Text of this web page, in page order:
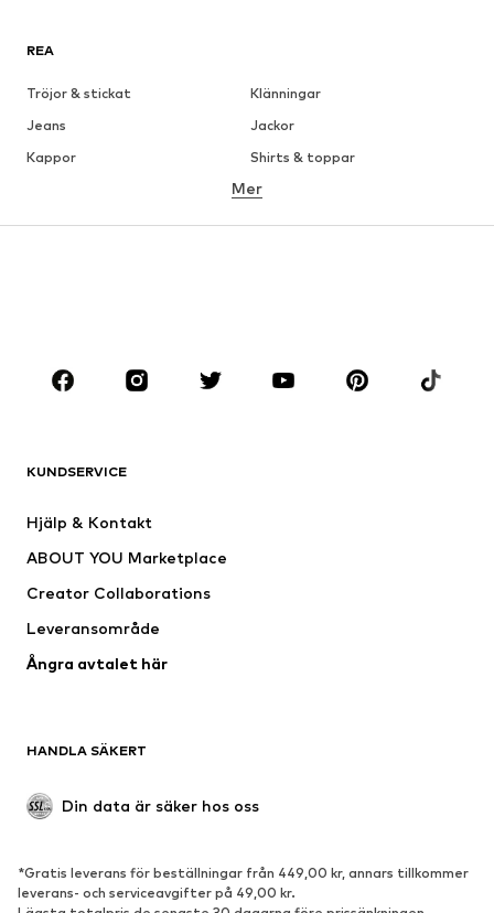
REA
Tröjor & stickat
Klänningar
Jeans
Jackor
Kappor
Shirts & toppar
Underkläder
Premium
Nytt
Underkläder
Kappor
Badkläder
Upcycling
Populärt
Mer
KUNDSERVICE
Hjälp & Kontakt
ABOUT YOU Marketplace
Creator Collaborations
Leveransområde
Ångra avtalet här
HANDLA SÄKERT
Din data är säker hos oss
*Gratis leverans för beställningar från 449,00 kr, annars tillkommer
leverans- och serviceavgifter på 49,00 kr.